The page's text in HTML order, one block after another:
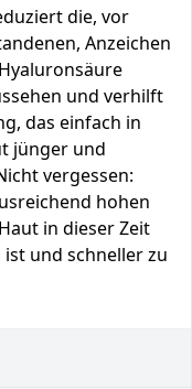
die, vor
Anzeichen
und verhilft
das einfach in
jünger und
vergessen:
hohen
in dieser Zeit
und schneller zu